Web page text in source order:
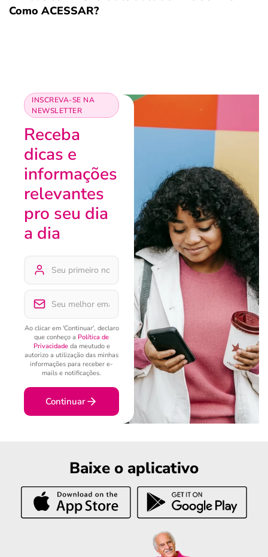
Como ACESSAR?
INSCREVA-SE NA
NEWSLETTER
Receba
dicas e
informações
relevantes
pro seu dia
a dia
Ao clicar em 'Continuar', declaro
que conheço a Política de
Privacidadeda meutudo e
autorizo a utilização das minhas
informações para receber e-
mails e notificações.
Continuar
Baixe o aplicativo